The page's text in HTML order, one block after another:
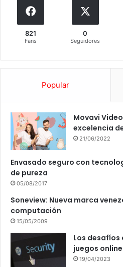
821
Fans
0
Seguidores
Popular
Movavi
excelencia
21/06/2022
Envasado seguro con
de pureza
05/08/2017
Soneview: Nueva marca
computación
15/05/2009
Los desafíos
juegos online
19/04/2023